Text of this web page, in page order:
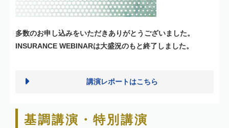
多数のお申し込みをいただきありがとうございました。
INSURANCE WEBINARは大盛況のもと終了しました。
講演レポートはこちら
基調講演・特別講演